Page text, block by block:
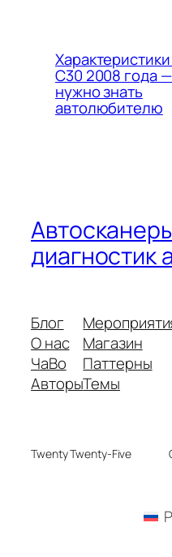
Характеристики
C30 2008 года
нужно знать
автолюбителю
диагностик
Блог
О нас
ЧаВо
Авторы
Магазин
Паттерны
Темы
Twenty Twenty-Five